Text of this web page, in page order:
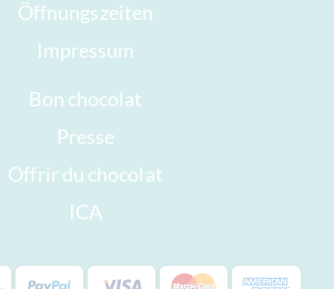
Öffnungszeiten
Impressum
Bon chocolat
Presse
Offrir du chocolat
ICA